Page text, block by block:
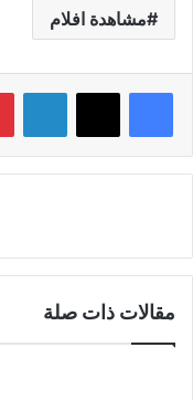
مشاهدة افلام
لينكدإن
مقالات ذات صلة